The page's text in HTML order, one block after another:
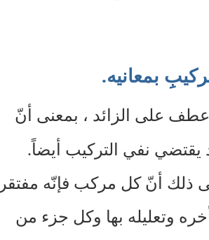
بمعانيه.
على الزائد ، بمعنى أنّ
نفي التركيب أيضاً.
ذلك أنّ كل مركب فإنّه مفتقر
وتعليله بها وكل جزء من